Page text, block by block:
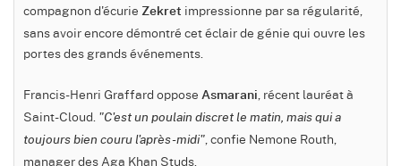
compagnon d'écurie Zekret impressionne par sa régularité,
sans avoir encore démontré cet éclair de génie qui ouvre les
portes des grands événements.
Francis-Henri Graffard oppose Asmarani, récent lauréat à
Saint-Cloud. "C'est un poulain discret le matin, mais qui a
toujours bien couru l'après-midi", confie Nemone Routh,
manager des Aga Khan Studs.